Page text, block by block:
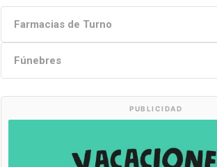
Farmacias de Turno
Fúnebres
PUBLICIDAD